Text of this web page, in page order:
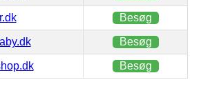
Besøg
Besøg
Besøg